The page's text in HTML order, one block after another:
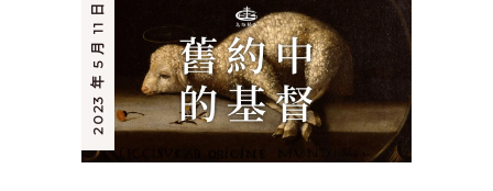
2023 年 5 月 11 日